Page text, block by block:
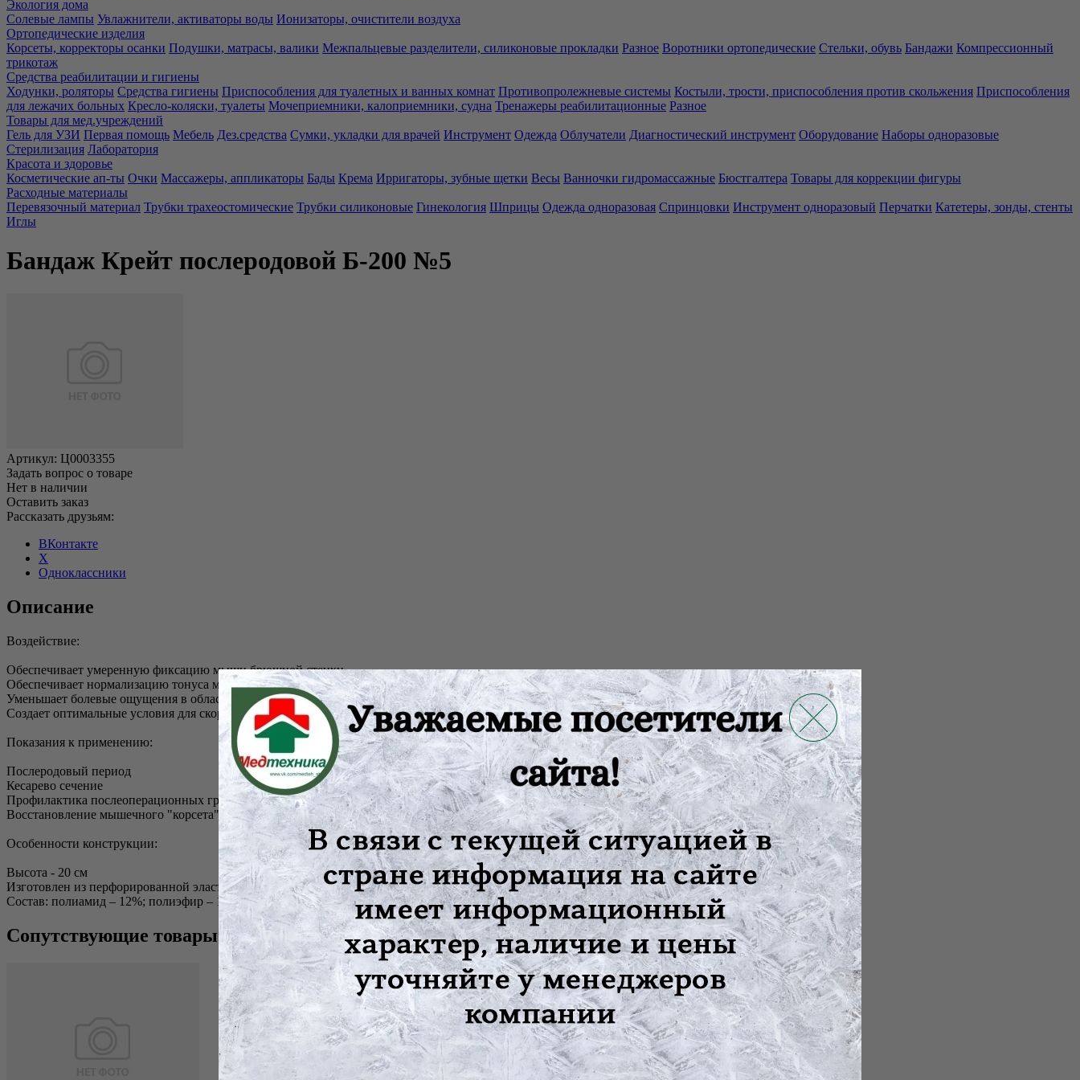
Экология дома
Солевые лампы Увлажнители, активаторы воды Ионизаторы, очистители воздуха
Ортопедические изделия
Корсеты, корректоры осанки Подушки, матрасы, валики Межпальцевые разделители, силиконовые прокладки Разное Воротники ортопедические Стельки, обувь Бандажи Компрессионный
трикотаж
Средства реабилитации и гигиены
Ходунки, роляторы Средства гигиены Приспособления для туалетных и ванных комнат Противопролежневые системы Костыли, трости, приспособления против скольжения Приспособления
для лежачих больных Кресло-коляски, туалеты Мочеприемники, калоприемники, судна Тренажеры реабилитационные Разное
Товары для мед.учреждений
Гель для УЗИ Первая помощь Мебель Дез.средства Сумки, укладки для врачей Инструмент Одежда Облучатели Диагностический инструмент Оборудование Наборы одноразовые
Стерилизация Лаборатория
Красота и здоровье
Косметические ап-ты Очки Массажеры, аппликаторы Бады Крема Ирригаторы, зубные щетки Весы Ванночки гидромассажные Бюстгалтера Товары для коррекции фигуры
Расходные материалы
Перевязочный материал Трубки трахеостомические Трубки силиконовые Гинекология Шприцы Одежда одноразовая Спринцовки Инструмент одноразовый Перчатки Катетеры, зонды, стенты
Иглы
Бандаж Крейт послеродовой Б-200 №5
Артикул: Ц0003355
Задать вопрос о товаре
Нет в наличии
Оставить заказ
Рассказать друзьям:
ВКонтакте
X
Одноклассники
Описание
Воздействие:
Обеспечивает умеренную фиксацию мышц брюшной стенки
Обеспечивает нормализацию тонуса мышц живота и восстановление эластичности кожи
Уменьшает болевые ощущения в области послеоперационного рубца
Создает оптимальные условия для скорейшего заживления послеоперационного рубца
Показания к применению:
Послеродовый период
Кесарево сечение
Профилактика послеоперационных грыж
Восстановление мышечного "корсета"
Особенности конструкции:
Высота - 20 см
Изготовлен из перфорированной эластичной бандажной ленты
Состав: полиамид – 12%; полиэфир – 15%; латекс – 73%
Сопутствующие товары